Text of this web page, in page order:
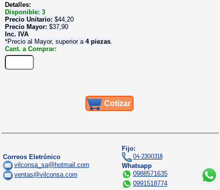
Detalles:
Disponible: 3
Precio Unitario: $44,20
Precio Mayor: $37,90
Inc. IVA
*Precio al Mayor, superior a 4 piezas
Cant. a Comprar:
Cotizar
Correos Eletrónico
vilconsa_sa@hotmail.com
ventas@vilconsa.com
Fijo:
04-2300318
Whatsapp
0988571635
0991518774